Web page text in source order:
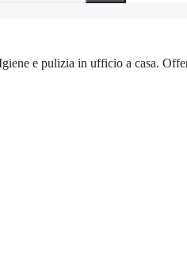
e pulizia in ufficio a casa.